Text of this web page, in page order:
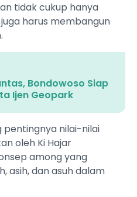
tidak cukup hanya
harus membangun
Bondowoso Siap
Ijen Geopark
pentingnya nilai-nilai
oleh Ki Hajar
among yang
asih, dan asuh dalam